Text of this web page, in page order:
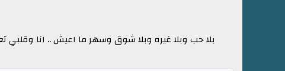
بلا حب وبلا غيره وبلا شوق وسهر ما اعيش .. انا